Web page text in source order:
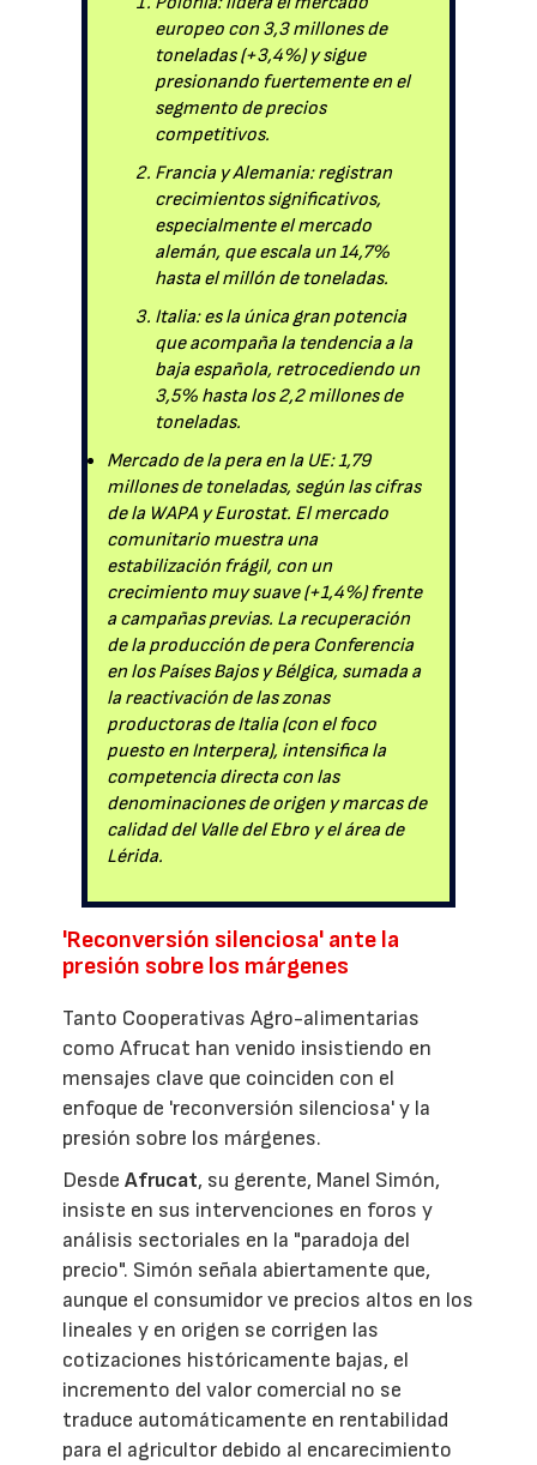
europeo con 3,3 millones de
toneladas (+3,4%) y sigue
presionando fuertemente en el
segmento de precios
competitivos.
Francia y Alemania: registran
crecimientos significativos,
especialmente el mercado
alemán, que escala un 14,7%
hasta el millón de toneladas.
Italia: es la única gran potencia
que acompaña la tendencia a la
baja española, retrocediendo un
3,5% hasta los 2,2 millones de
toneladas.
Mercado de la pera en la UE: 1,79
millones de toneladas, según las cifras
de la WAPA y Eurostat. El mercado
comunitario muestra una
estabilización frágil, con un
crecimiento muy suave (+1,4%) frente
a campañas previas. La recuperación
de la producción de pera Conferencia
en los Países Bajos y Bélgica, sumada a
la reactivación de las zonas
productoras de Italia (con el foco
puesto en Interpera), intensifica la
competencia directa con las
denominaciones de origen y marcas de
calidad del Valle del Ebro y el área de
Lérida.
'Reconversión silenciosa' ante la
presión sobre los márgenes
Tanto Cooperativas Agro-alimentarias
como Afrucat han venido insistiendo en
mensajes clave que coinciden con el
enfoque de 'reconversión silenciosa' y la
presión sobre los márgenes.
DesdeAfrucat, su gerente, Manel Simón,
insiste en sus intervenciones en foros y
análisis sectoriales en la "paradoja del
precio". Simón señala abiertamente que,
aunque el consumidor ve precios altos en los
lineales y en origen se corrigen las
cotizaciones históricamente bajas, el
incremento del valor comercial no se
traduce automáticamente en rentabilidad
para el agricultor debido al encarecimiento